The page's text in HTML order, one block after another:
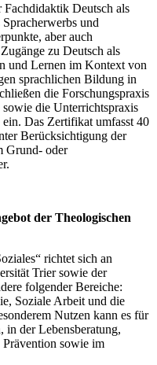
Deutsch als
und
aber auch
zu Deutsch als
und Lernen im Kontext von
sprachlichen Bildung in
die Forschungspraxis
die Unterrichtspraxis
Das Zertifikat umfasst 40
Berücksichtigung der
Grund- oder
der Theologischen
richtet sich an
Trier sowie der
folgender Bereiche:
Soziale Arbeit und die
Nutzen kann es für
der Lebensberatung,
Prävention sowie im